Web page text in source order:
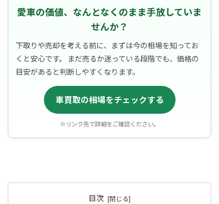
愛車の価値、なんとなくのまま手放していま
せんか？
下取りや売却を考える前に、まずは今の相場を知ってお
くと安心です。 まだ売るか迷っている段階でも、価格の
目安があると判断しやすくなります。
車買取の相場をチェックする
※リンク先で詳細をご確認ください。
目次